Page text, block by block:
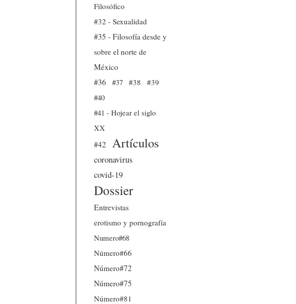
Filosófico
#32 - Sexualidad
#35 - Filosofía desde y
sobre el norte de
México
#36
#37 #38
#39
#40
#41 - Hojear el siglo
XX
#42
Artículos
coronavirus
covid-19
Dossier
Entrevistas
erotismo y pornografía
Numero#68
Número#66
Número#72
Número#75
Número#81